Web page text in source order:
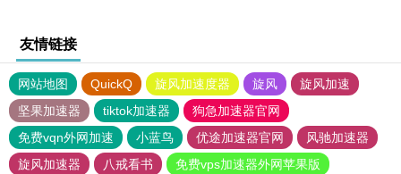
友情链接
网站地图 QuickQ 旋风加速度器 旋风
旋风加速
坚果加速器
tiktok加速器
狗急加速器官网
免费vqn外网加速
小蓝鸟 优途加速器官网
风驰加速器
旋风加速器
八戒看书
免费vps加速器外网苹果版